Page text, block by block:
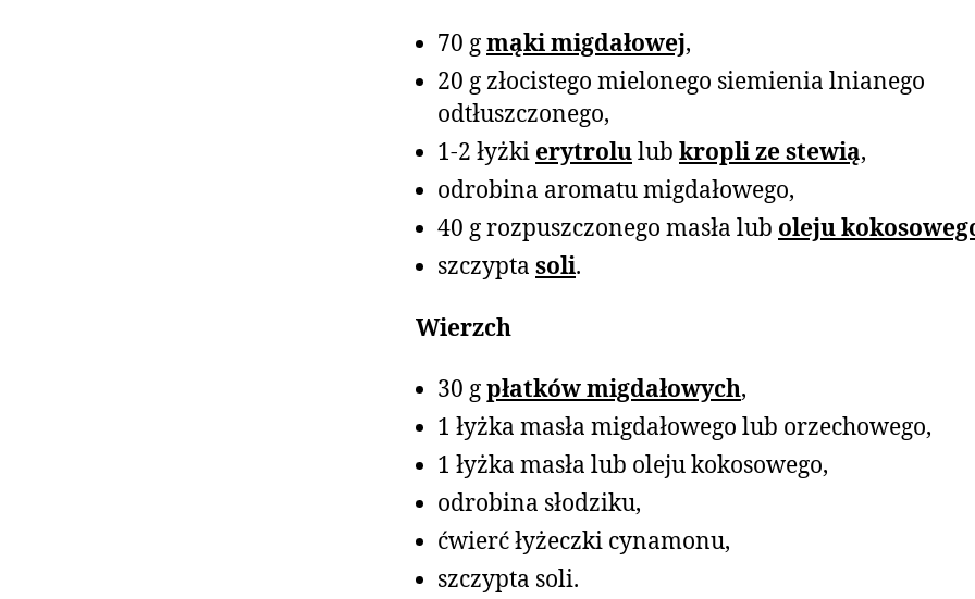
70 gmąki migdałowej,
20 g złocistego mielonego siemienia lnianego
odtłuszczonego,
1-2 łyżki erytrolulub kropli ze stewią,
odrobina aromatu migdałowego,
40 g rozpuszczonego masła lub oleju
szczypta soli.
Wierzch
30 gpłatków migdałowych,
1 łyżka masła migdałowego lub orzechowego,
1 łyżka masła lub oleju kokosowego,
odrobina słodziku,
ćwierć łyżeczki cynamonu,
szczypta soli.